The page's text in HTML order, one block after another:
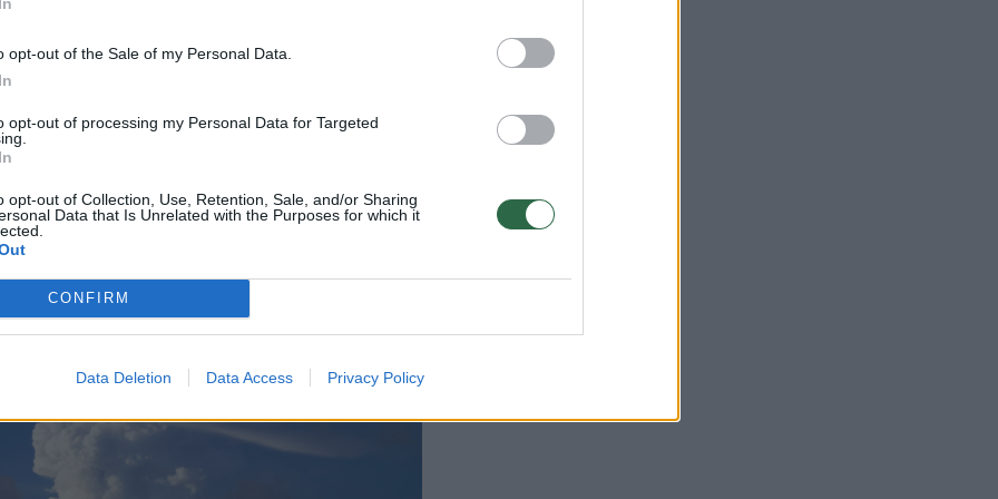
opt-out of the Sale of my Personal Data.
opt-out of processing my Personal Data for Targeted
opt-out of Collection, Use, Retention, Sale, and/or Sharing
Data that Is Unrelated with the Purposes for which it
CONFIRM
Data Deletion Data Access Privacy Policy
ryšius su maždaug 100 tūkst.
palydoviniu telefono ryšiu.
Tongos vyriausybę apie
žalos mastą, taip pat įvertinti, kiek
pridūrė J.Ardern.